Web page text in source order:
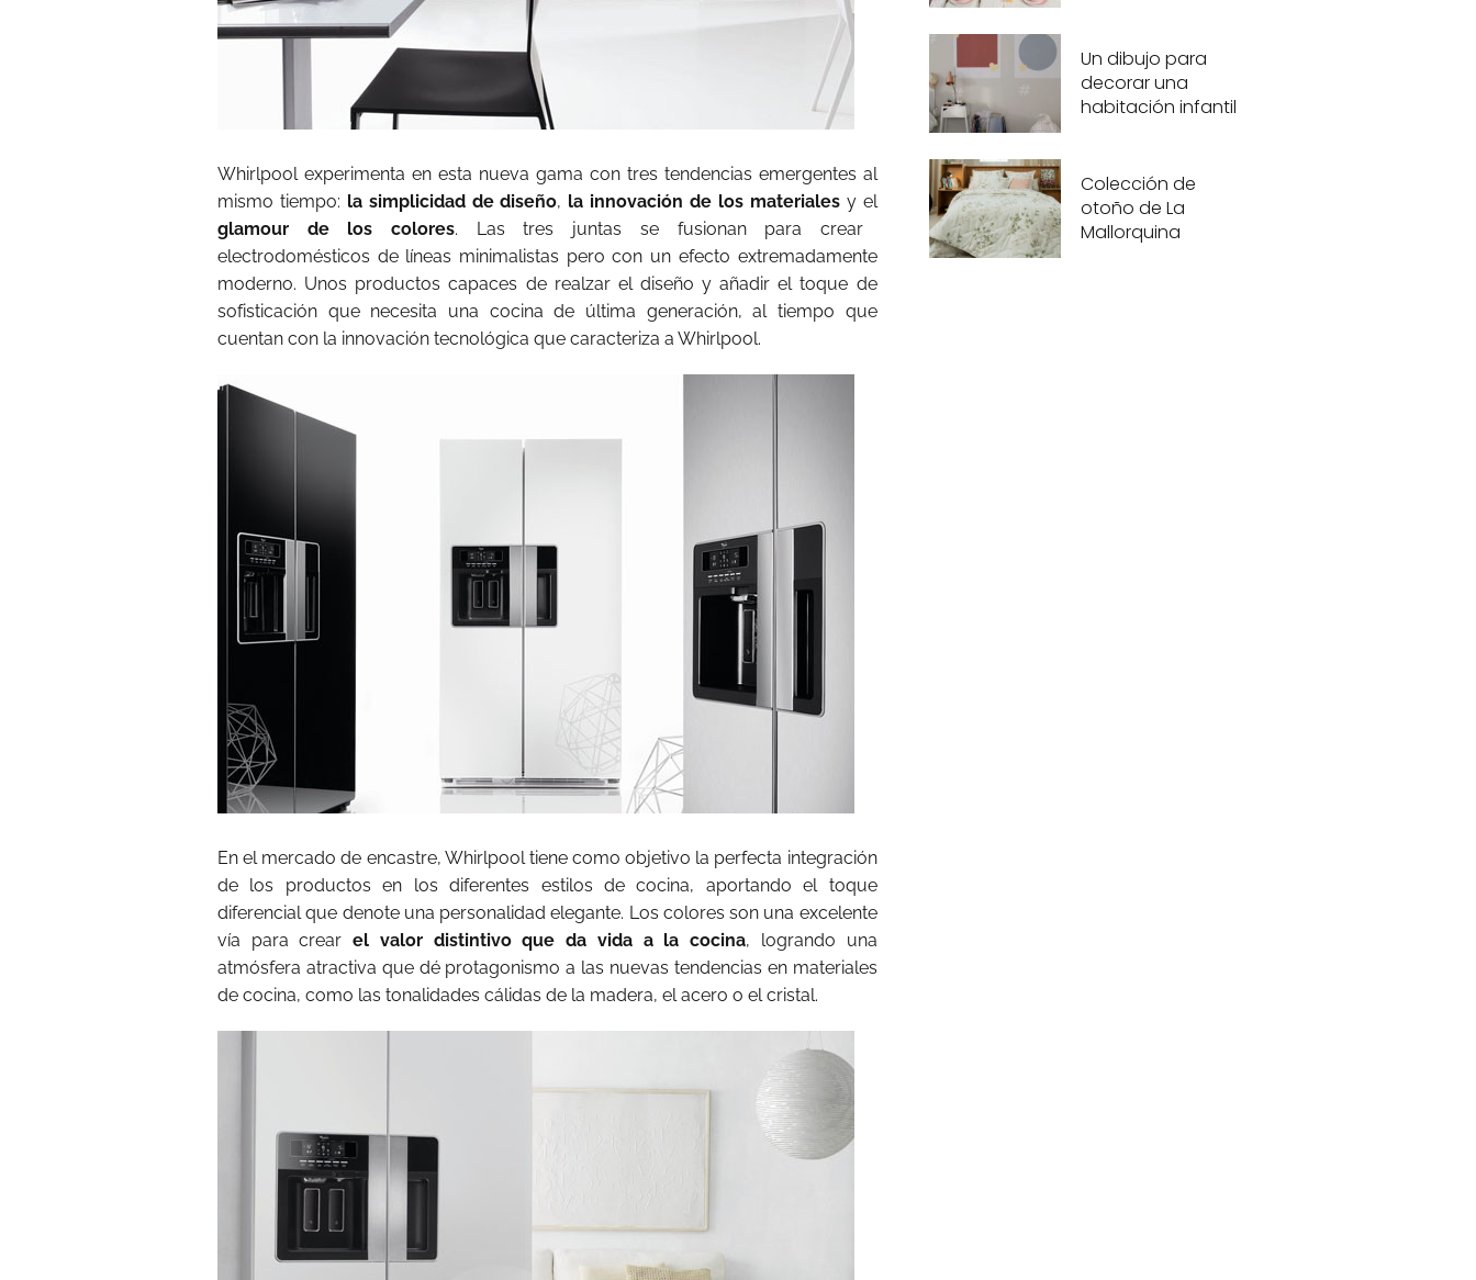
Whirlpool experimenta en esta nueva gama con tres tendencias emergentes al
mismo tiempo: la simplicidad de diseño, la innovación de los materiales y el
glamour de los colores. Las tres juntas se fusionan para crear
electrodomésticos de líneas minimalistas pero con un efecto extremadamente
moderno. Unos productos capaces de realzar el diseño y añadir el toque de
sofisticación que necesita una cocina de última generación, al tiempo que
cuentan con la innovación tecnológica que caracteriza a Whirlpool.
En el mercado de encastre, Whirlpool tiene como objetivo la perfecta integración
de los productos en los diferentes estilos de cocina, aportando el toque
diferencial que denote una personalidad elegante. Los colores son una excelente
vía para crearel valor distintivo que da vida a la cocina, logrando una
atmósfera atractiva que dé protagonismo a las nuevas tendencias en materiales
de cocina, como las tonalidades cálidas de la madera, el acero o el cristal.
Un dibujo para
decorar una
habitación infantil
Colección de
otoño de La
Mallorquina